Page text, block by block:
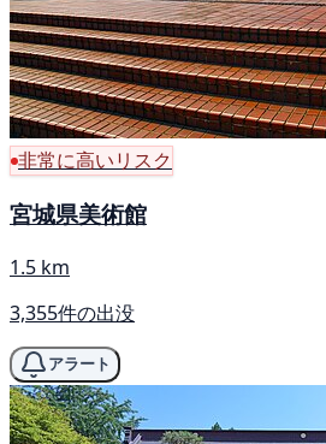
非常に高いリスク
宮城県美術館
1.5 km
3,355件の出没
アラート